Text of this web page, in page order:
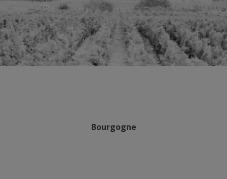
Bourgogne